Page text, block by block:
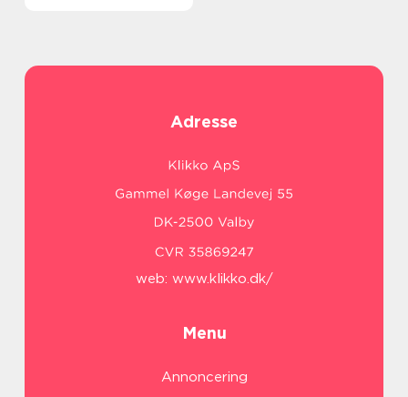
Adresse
web: www.klikko.dk/
Menu
Annoncering